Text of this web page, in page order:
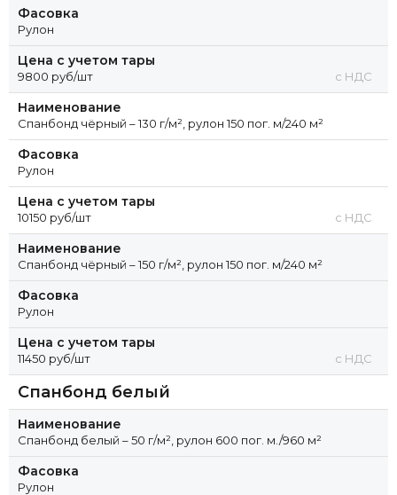
Фасовка
Рулон
Цена с учетом тары
9800 руб/шт с НДС
Наименование
Спанбонд чёрный – 130 г/м², рулон 150 пог. м/240 м²
Фасовка
Рулон
Цена с учетом тары
10150 руб/шт с НДС
Наименование
Спанбонд чёрный – 150 г/м², рулон 150 пог. м/240 м²
Фасовка
Рулон
Цена с учетом тары
11450 руб/шт с НДС
Спанбонд белый
Наименование
Спанбонд белый – 50 г/м², рулон 600 пог. м./960 м²
Фасовка
Рулон